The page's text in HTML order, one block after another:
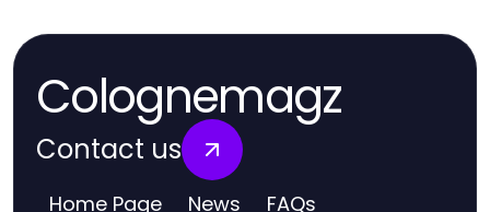
Colognemagz
Contact us
Home Page News FAQs